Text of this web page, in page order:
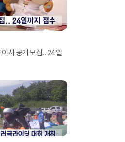
이사 공개 모집.. 24일